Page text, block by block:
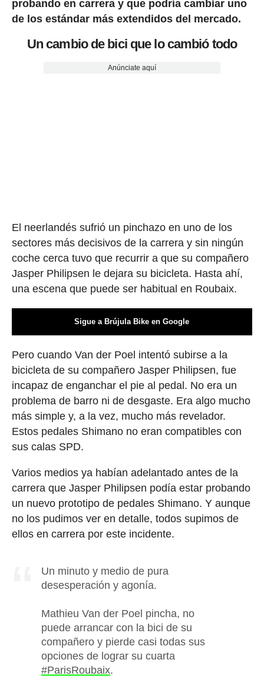
probando en carrera y que podría cambiar uno
de los estándar más extendidos del mercado.
Un cambio de bici que lo cambió todo
Anúnciate aquí
El neerlandés sufrió un pinchazo en uno de los
sectores más decisivos de la carrera y sin ningún
coche cerca tuvo que recurrir a que su compañero
Jasper Philipsen le dejara su bicicleta. Hasta ahí,
una escena que puede ser habitual en Roubaix.
Sigue a Brújula Bike en Google
Pero cuando Van der Poel intentó subirse a la
bicicleta de su compañero Jasper Philipsen, fue
incapaz de enganchar el pie al pedal. No era un
problema de barro ni de desgaste. Era algo mucho
más simple y, a la vez, mucho más revelador.
Estos pedales Shimano no eran compatibles con
sus calas SPD.
Varios medios ya habían adelantado antes de la
carrera que Jasper Philipsen podía estar probando
un nuevo prototipo de pedales Shimano. Y aunque
no los pudimos ver en detalle, todos supimos de
ellos en carrera por este incidente.
Un minuto y medio de pura
desesperación y agonía.
Mathieu Van der Poel pincha, no
puede arrancar con la bici de su
compañero y pierde casi todas sus
opciones de lograr su cuarta
#ParisRoubaix.